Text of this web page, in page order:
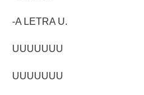
-A LETRA U.
UUUUUUU
UUUUUUU